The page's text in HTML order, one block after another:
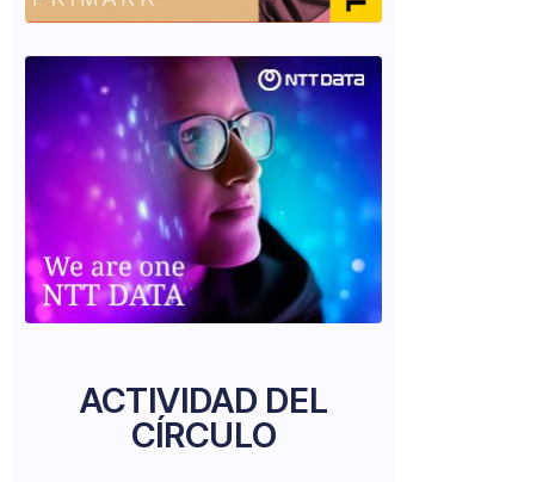
ACTIVIDAD DEL
CÍRCULO